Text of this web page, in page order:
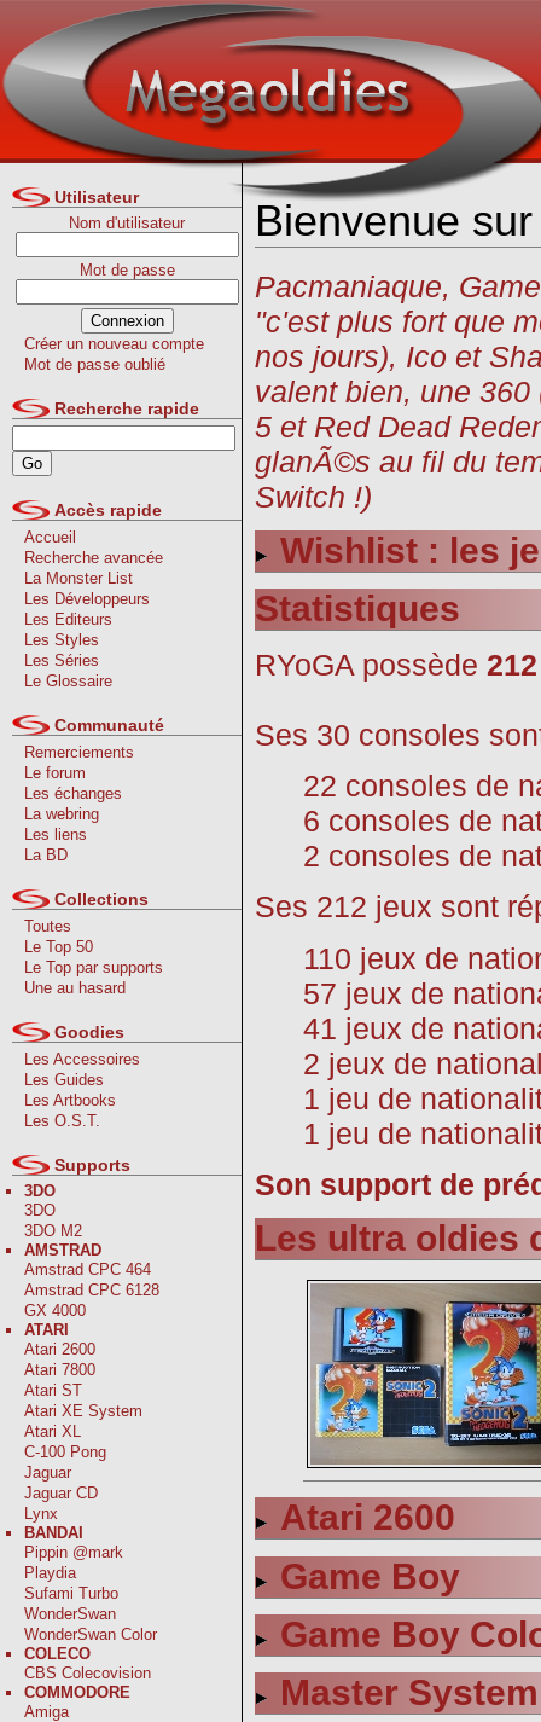
Utilisateur
Nom d'utilisateur
Mot de passe
Créer un nouveau compte
Mot de passe oublié
Recherche rapide
Accès rapide
Accueil
Recherche avancée
La Monster List
Les Développeurs
Les Editeurs
Les Styles
Les Séries
Le Glossaire
Communauté
Remerciements
Le forum
Les échanges
La webring
Les liens
La BD
Collections
Toutes
Le Top 50
Le Top par supports
Une au hasard
Goodies
Les Accessoires
Les Guides
Les Artbooks
Les O.S.T.
Supports
3DO
3DO
3DO M2
AMSTRAD
Amstrad CPC 464
Amstrad CPC 6128
GX 4000
ATARI
Atari 2600
Atari 7800
Atari ST
Atari XE System
Atari XL
C-100 Pong
Jaguar
Jaguar CD
Lynx
BANDAI
Pippin @mark
Playdia
Sufami Turbo
WonderSwan
WonderSwan Color
COLECO
CBS Colecovision
COMMODORE
Amiga
Bienvenue
Pacmaniaque,
"c'est plus fort que
nos jours), Ico et
valent bien, une
5 et Red Dead
glanÃ©s au fil du
Switch !)
Wishlist : les
Statistiques
RYoGA possède
Ses 30 consoles
22 consoles de
6 consoles de
2 consoles de
Ses 212 jeux sont
110 jeux de
57 jeux de
41 jeux de
2 jeux de
1 jeu de
1 jeu de
Son support de
Les ultra oldies
Atari 2600
Game Boy
Game Boy
Master System